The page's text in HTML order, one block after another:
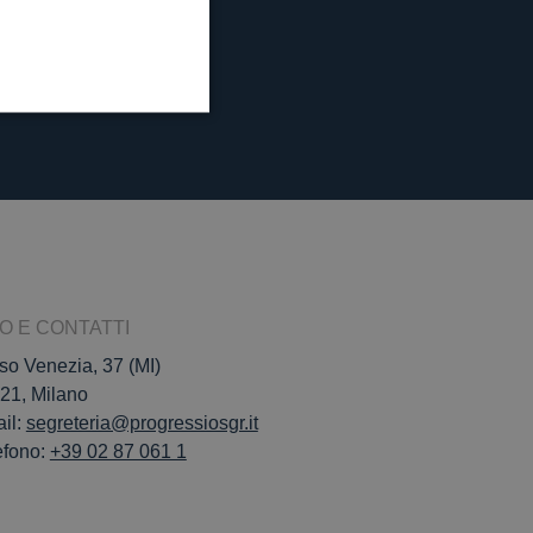
E CONTATTI
Venezia, 37 (MI)
Milano
segreteria@progressiosgr.it
+39 02 87 061 1